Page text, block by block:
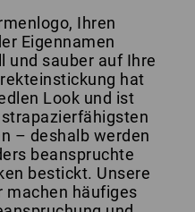
Ihren
Eigennamen
und sauber auf Ihre
hat
Look und ist
– deshalb werden
beanspruchte
bestickt. Unsere
machen häufiges